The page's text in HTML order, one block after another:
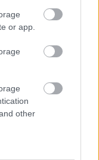
or app.
other
megtudhatjátok,
miként jut az atom
Továbbá van-e